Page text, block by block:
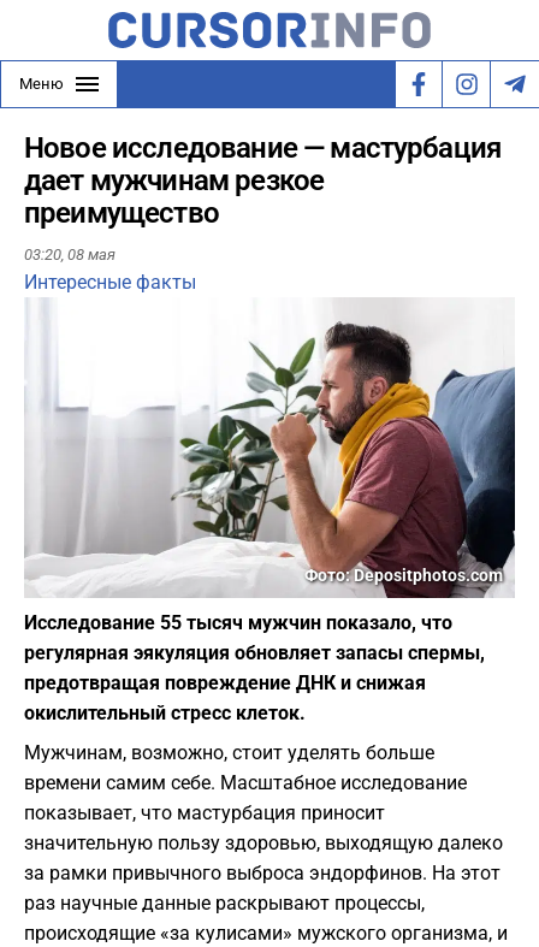
Меню
Новое исследование — мастурбация
дает мужчинам резкое
преимущество
03:20, 08 мая
Интересные факты
Фото: Depositphotos.com
Исследование 55 тысяч мужчин показало, что
регулярная эякуляция обновляет запасы спермы,
предотвращая повреждение ДНК и снижая
окислительный стресс клеток.
Мужчинам, возможно, стоит уделять больше
времени самим себе. Масштабное исследование
показывает, что мастурбация приносит
значительную пользу здоровью, выходящую далеко
за рамки привычного выброса эндорфинов. На этот
раз научные данные раскрывают процессы,
происходящие «за кулисами» мужского организма, и